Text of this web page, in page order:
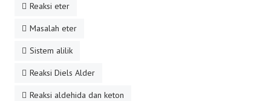
Reaksi eter
Masalah eter
Sistem alilik
Reaksi Diels Alder
Reaksi aldehida dan keton